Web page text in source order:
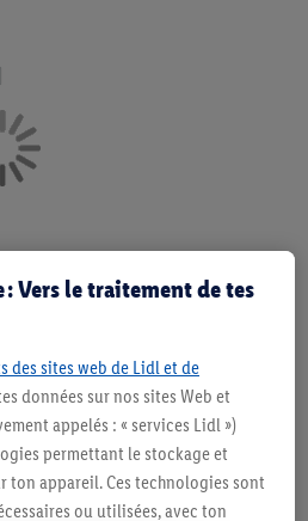
disponibles. Vente limitée à des
sans décoration. Les produits faisant
produits NonFood, ne font pas partie de
Ill. semblables.
Vers le traitement de tes
des sites web de Lidl et de
données sur nos sites Web et
appelés : « services Lidl »)
permettant le stockage et
ton appareil. Ces technologies sont
ou utilisées, avec ton